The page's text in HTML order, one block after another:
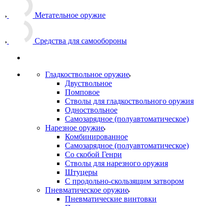
Метательное оружие
Средства для самообороны
Гладкоствольное оружие
Двуствольное
Помповое
Стволы для гладкоствольного оружия
Одноствольное
Самозарядное (полуавтоматическое)
Нарезное оружие
Комбинированное
Самозарядное (полуавтоматическое)
Со скобой Генри
Стволы для нарезного оружия
Штуцеры
С продольно-скользящим затвором
Пневматическое оружие
Пневматические винтовки